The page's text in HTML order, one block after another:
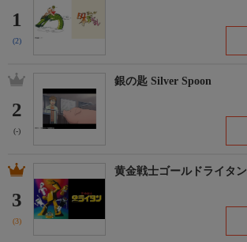
1
(2)
2
(-)
銀の匙 Silver Spoon
3
(3)
黄金戦士ゴールドライタン